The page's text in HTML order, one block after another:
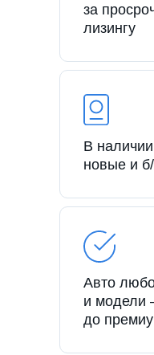
за
лизингу
В
новые и
Авто
и модели
до